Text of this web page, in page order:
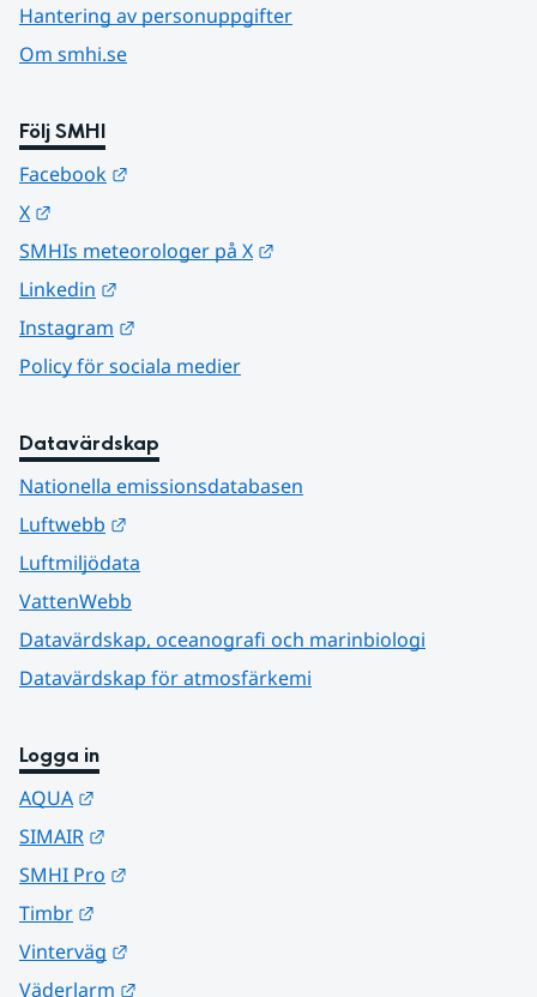
Hantering av personuppgifter
Om smhi.se
Följ SMHI
Facebook
X
SMHIs meteorologer på X
Linkedin
Instagram
Policy för sociala medier
Datavärdskap
Nationella emissionsdatabasen
Luftwebb
Luftmiljödata
VattenWebb
Datavärdskap, oceanografi och marinbiologi
Datavärdskap för atmosfärkemi
Logga in
AQUA
SIMAIR
SMHI Pro
Timbr
Vinterväg
Väderlarm